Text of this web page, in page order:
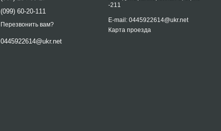
(099) 60-20-111
Перезвонить вам?
0445922614@ukr.net
-211
E-mail: 0445922614@ukr.net
Карта проезда